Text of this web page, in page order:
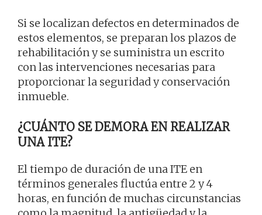
Si se localizan defectos en determinados de
estos elementos, se preparan los plazos de
rehabilitación y se suministra un escrito
con las intervenciones necesarias para
proporcionar la seguridad y conservación
inmueble.
¿CUÁNTO SE DEMORA EN REALIZAR
UNA ITE?
El tiempo de duración de una ITE en
términos generales fluctúa entre 2 y 4
horas, en función de muchas circunstancias